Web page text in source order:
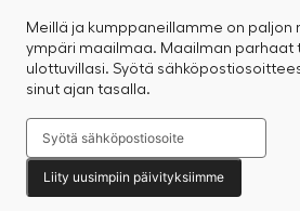
Meillä ja kumppaneillamme on paljon
ympäri maailmaa. Maailman parhaat
ulottuvillasi. Syötä
sinut ajan tasalla.
Liity uusimpiin päivityksiimme